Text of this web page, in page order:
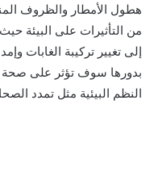
هطول الأمطار والظروف
من التأثيرات على البيئة
إلى تغيير تركيبة الغابات
بدورها سوف تؤثر على صحة
النظم البيئية مثل تمدد